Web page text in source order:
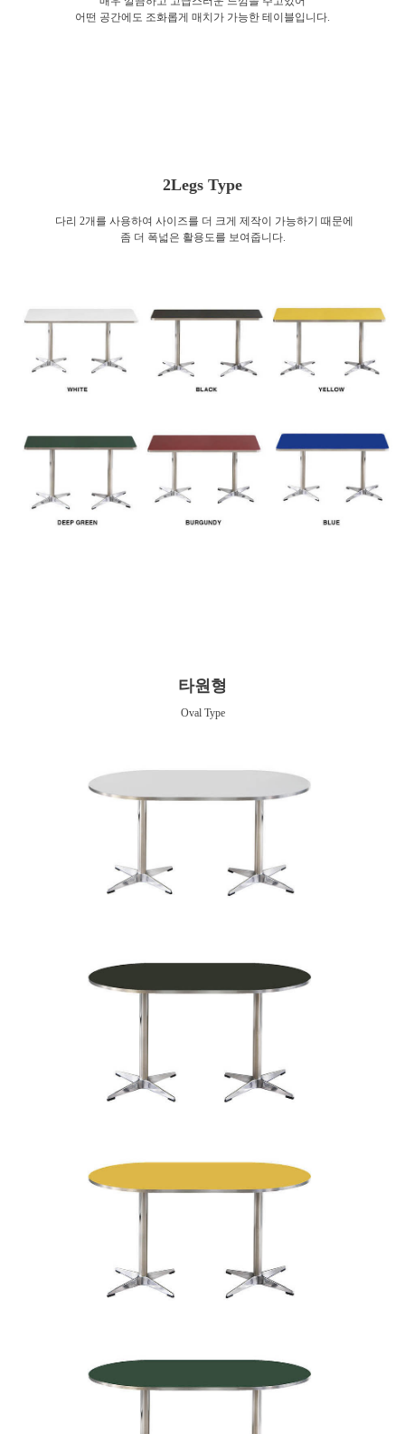
어떤 공간에도 조화롭게 매치가 가능한 테이블입니다.
2Legs Type
다리 2개를 사용하여 사이즈를 더 크게 제작이 가능하기 때문에
좀 더 폭넓은 활용도를 보여줍니다.
타원형
Oval Type